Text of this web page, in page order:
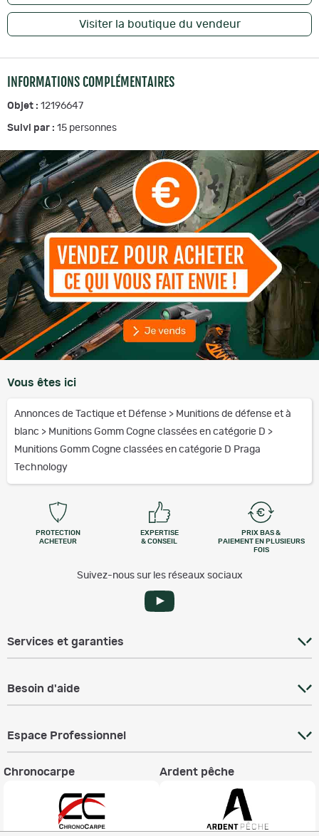
Visiter la boutique du vendeur
INFORMATIONS COMPLÉMENTAIRES
Objet : 12196647
Suivi par : 15 personnes
Vous êtes ici
Annonces de Tactique et Défense > Munitions de défense et à
blanc > Munitions Gomm Cogne classées en catégorie D >
Munitions Gomm Cogne classées en catégorie D Praga
Technology
PROTECTION
ACHETEUR
EXPERTISE
& CONSEIL
PRIX BAS &
PAIEMENT EN PLUSIEURS
FOIS
Suivez-nous sur les réseaux sociaux
Services et garanties
Besoin d'aide
Espace Professionnel
Chronocarpe Ardent pêche